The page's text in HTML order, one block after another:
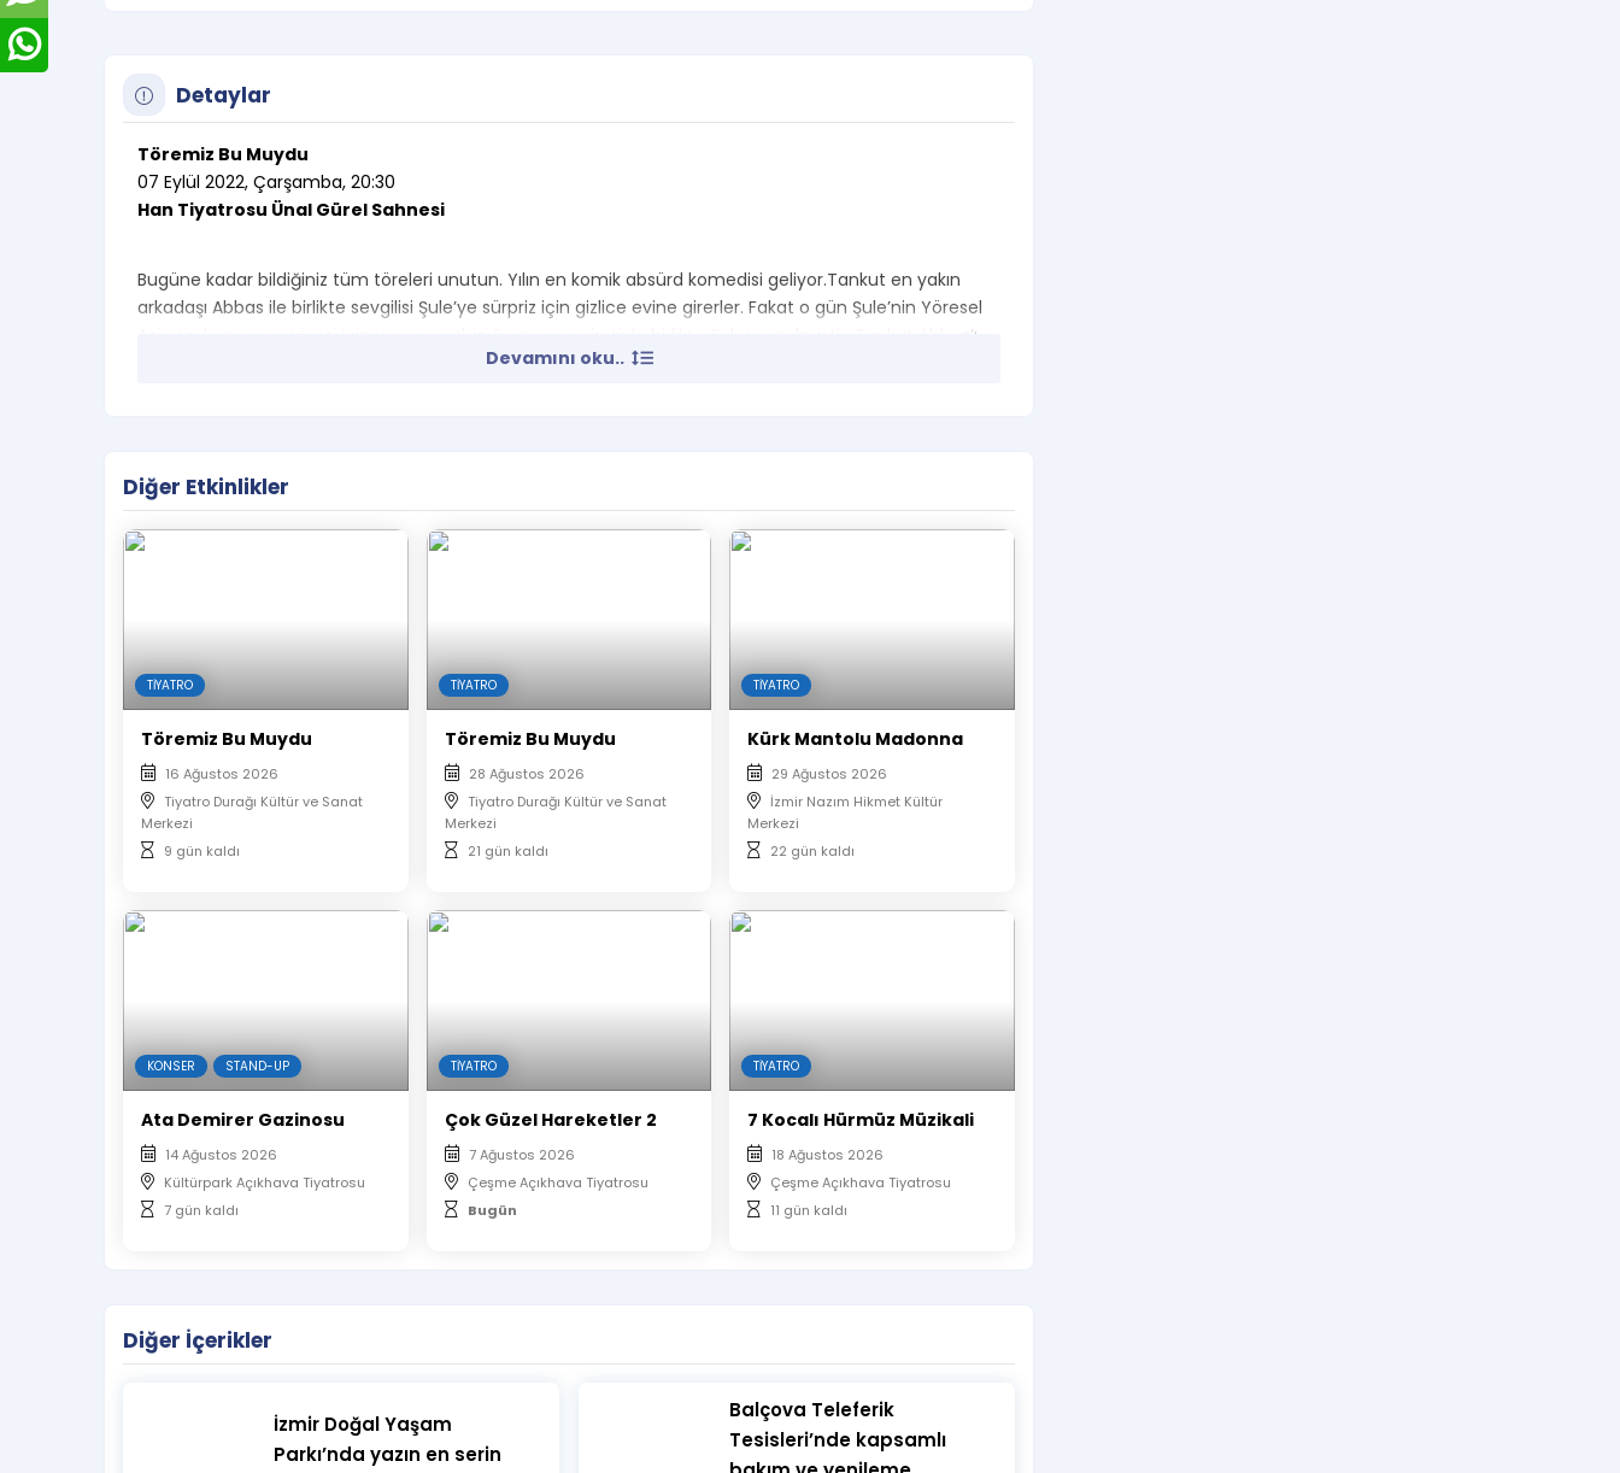
Detaylar
Töremiz Bu Muydu
07 Eylül 2022, Çarşamba, 20:30
Han Tiyatrosu Ünal Gürel Sahnesi
Bugüne kadar bildiğiniz tüm töreleri unutun. Yılın en komik absürd komedisi geliyor.Tankut en yakın
arkadaşı Abbas ile birlikte sevgilisi Şule’ye sürpriz için gizlice evine girerler. Fakat o gün Şule’nin Yöresel
Aşiretin kurucusu, töresi için yaşayan abisi Feramuz aşiretiyle birlikte Şule’ye gelmiştir. Tankut Abbas’ı
kadın kılığına sokarak komşuları olarak kendilerini tanıtıp kurtuluş yolu ararlar ama işler istedikleri gibi
Yazan Yöneten : Umut Şeddadi
Dekor Kostüm : Esra Kocabaş
Kordinatör : Mert Ayan
Kondüvit : Selin Solaker
Afiş Tasarım : Anıl Şeddadi
Yapım : Tiyatro Durağı
E-Biletiniz Mail ve Sms olarak size gelecektir.
Devamını oku..
Diğer Etkinlikler
TIYATRO
Töremiz Bu Muydu
16 Ağustos 2026
Tiyatro Durağı Kültür ve Sanat
Merkezi
9 gün kaldı
TIYATRO
Töremiz Bu Muydu
28 Ağustos 2026
Tiyatro Durağı Kültür ve Sanat
Merkezi
21 gün kaldı
TIYATRO
Kürk Mantolu Madonna
29 Ağustos 2026
İzmir Nazım Hikmet Kültür
Merkezi
22 gün kaldı
KONSER STAND-UP
Ata Demirer Gazinosu
14 Ağustos 2026
Kültürpark Açıkhava Tiyatrosu
7 gün kaldı
TIYATRO
Çok Güzel Hareketler 2
7 Ağustos 2026
Çeşme Açıkhava Tiyatrosu
Bugün
TIYATRO
7 Kocalı Hürmüz Müzikali
18 Ağustos 2026
Çeşme Açıkhava Tiyatrosu
11 gün kaldı
Diğer İçerikler
İzmir Doğal Yaşam
Parkı’nda yazın en serin
​Balçova Teleferik
Tesisleri’nde kapsamlı